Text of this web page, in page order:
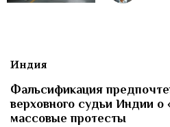
Индия
Фальсификация
верховного судьи Индии о
массовые протесты